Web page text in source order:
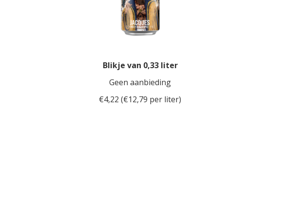
Blikje van 0,33 liter
Geen aanbieding
€4,22 (€12,79 per liter)